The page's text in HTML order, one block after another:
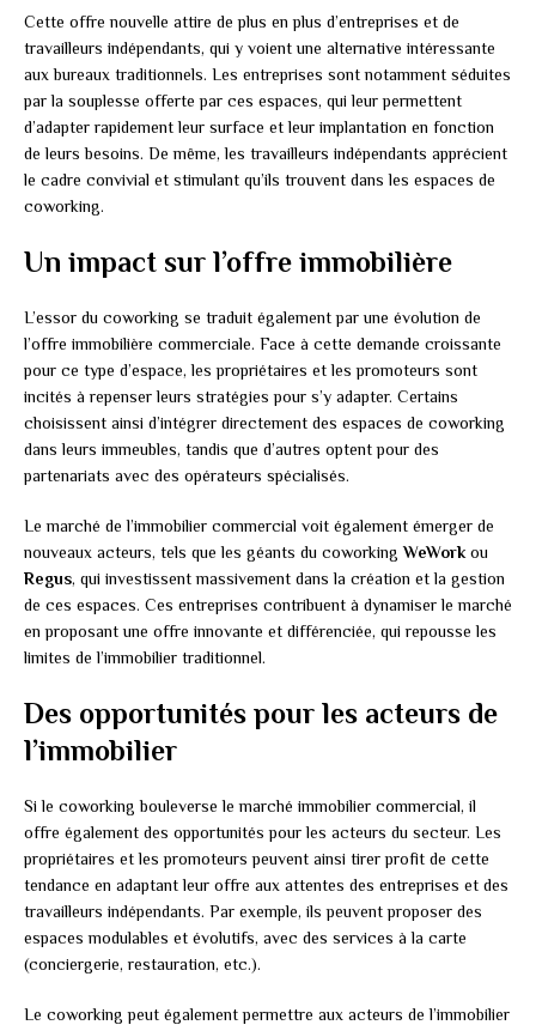
Cette offre nouvelle attire de plus en plus d’entreprises et de
travailleurs indépendants, qui y voient une alternative intéressante
aux bureaux traditionnels. Les entreprises sont notamment séduites
par la souplesse offerte par ces espaces, qui leur permettent
d’adapter rapidement leur surface et leur implantation en fonction
de leurs besoins. De même, les travailleurs indépendants apprécient
le cadre convivial et stimulant qu’ils trouvent dans les espaces de
coworking.
Un impact sur l’offre immobilière
L’essor du coworking se traduit également par une évolution de
l’offre immobilière commerciale. Face à cette demande croissante
pour ce type d’espace, les propriétaires et les promoteurs sont
incités à repenser leurs stratégies pour s’y adapter. Certains
choisissent ainsi d’intégrer directement des espaces de coworking
dans leurs immeubles, tandis que d’autres optent pour des
partenariats avec des opérateurs spécialisés.
Le marché de l’immobilier commercial voit également émerger de
nouveaux acteurs, tels que les géants du coworkingWeWork ou
Regus, qui investissent massivement dans la création et la gestion
de ces espaces. Ces entreprises contribuent à dynamiser le marché
en proposant une offre innovante et différenciée, qui repousse les
limites de l’immobilier traditionnel.
Des opportunités pour les acteurs de
l’immobilier
Si le coworking bouleverse le marché immobilier commercial, il
offre également des opportunités pour les acteurs du secteur. Les
propriétaires et les promoteurs peuvent ainsi tirer profit de cette
tendance en adaptant leur offre aux attentes des entreprises et des
travailleurs indépendants. Par exemple, ils peuvent proposer des
espaces modulables et évolutifs, avec des services à la carte
(conciergerie, restauration, etc.).
Le coworking peut également permettre aux acteurs de l’immobilier